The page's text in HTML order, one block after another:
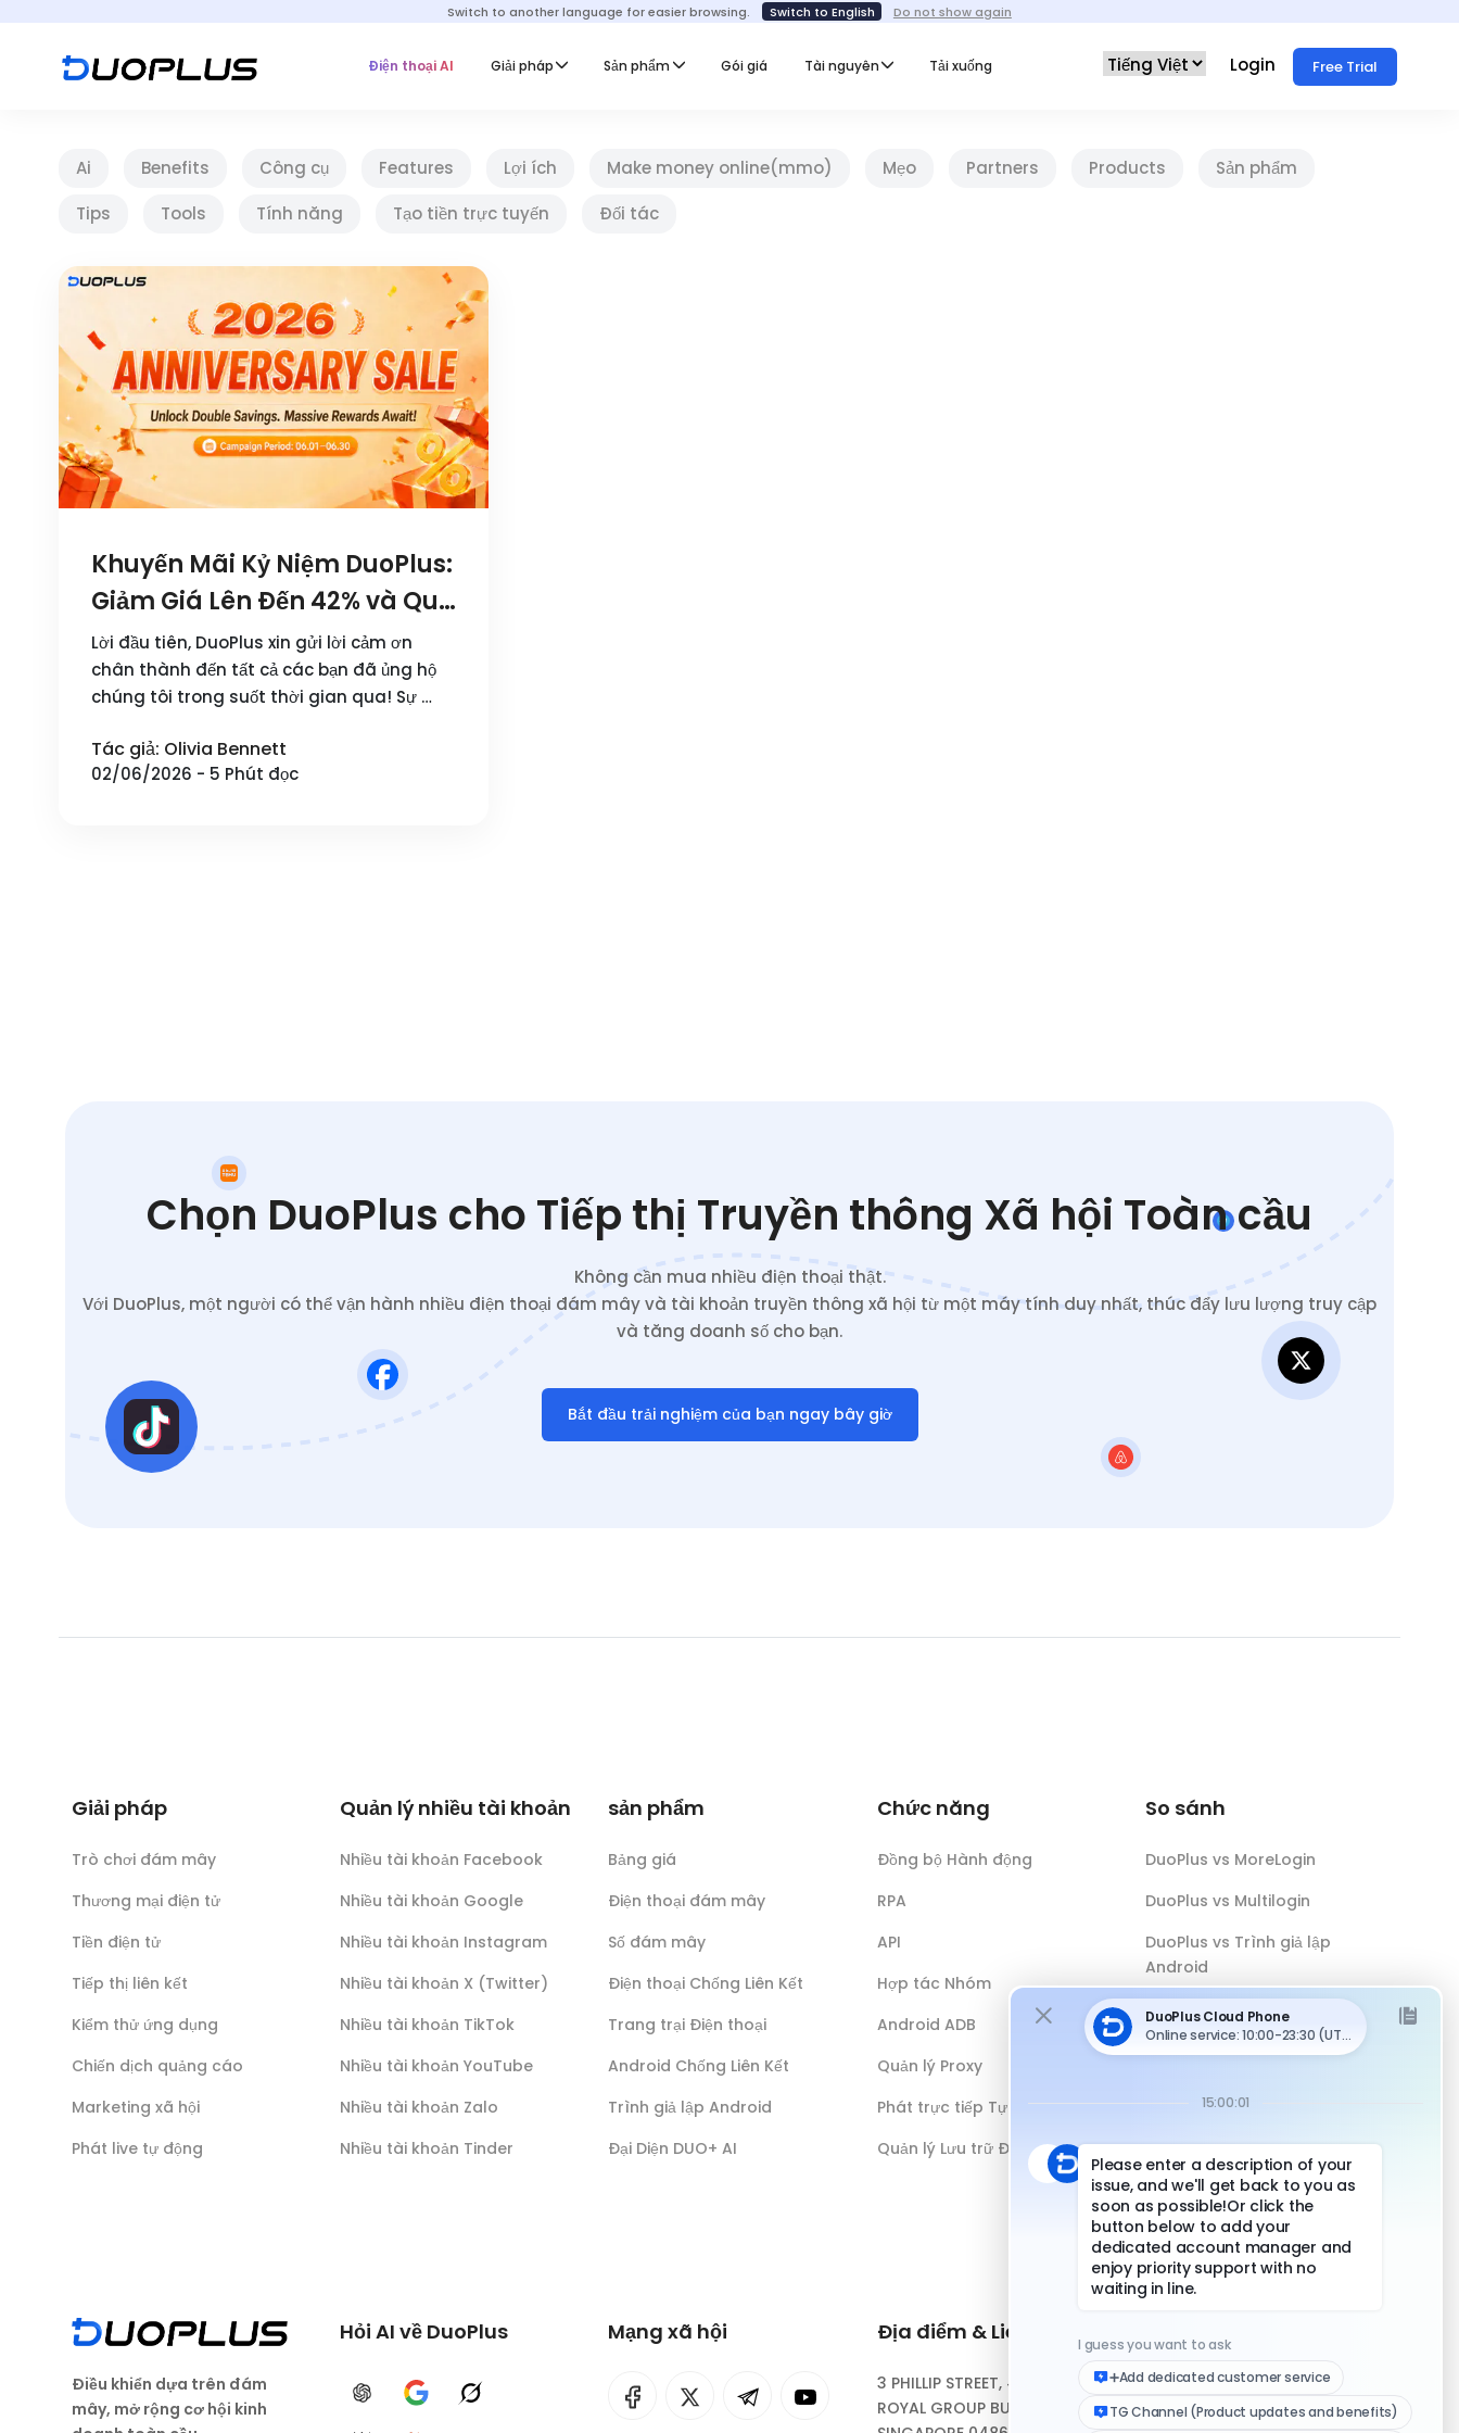
Switch to another language for easier browsing. Switch to English Do not show again
Điện thoại AI Giải pháp Sản phẩm Gói giá Tài nguyên Tải xuống Login Free Trial
Ai Benefits Công cụ Features Lợi ích Make money online(mmo) Mẹo Partners Products
Sản phẩm
Tips
Tools Tính năng Tạo tiền trực tuyến Đối tác
Khuyến Mãi Kỷ Niệm DuoPlus:
Giảm Giá Lên Đến 42% và Quà
Tặng Hàng Tuần
Lời đầu tiên, DuoPlus xin gửi lời cảm ơn
chân thành đến tất cả các bạn đã ủng hộ
chúng tôi trong suốt thời gian qua! Sự …
Tác giả: Olivia Bennett
02/06/2026 - 5 Phút đọc
Chọn DuoPlus cho Tiếp thị Truyền thông Xã hội Toàn cầu
Không cần mua nhiều điện thoại thật.
Với DuoPlus, một người có thể vận hành nhiều điện thoại đám mây và tài khoản truyền thông xã hội từ một máy tính duy nhất, thúc đẩy lưu lượng truy cập
và tăng doanh số cho bạn.
Bắt đầu trải nghiệm của bạn ngay bây giờ
Giải pháp
Trò chơi đám mây
Thương mại điện tử
Tiền điện tử
Tiếp thị liên kết
Kiểm thử ứng dụng
Chiến dịch quảng cáo
Marketing xã hội
Phát live tự động
Quản lý nhiều tài khoản
Nhiều tài khoản Facebook
Nhiều tài khoản Google
Nhiều tài khoản Instagram
Nhiều tài khoản X (Twitter)
Nhiều tài khoản TikTok
Nhiều tài khoản YouTube
Nhiều tài khoản Zalo
Nhiều tài khoản Tinder
sản phẩm
Bảng giá
Điện thoại đám mây
Số đám mây
Điện thoại Chống Liên Kết
Trang trại Điện thoại
Android Chống Liên Kết
Trình giả lập Android
Đại Diện DUO+ AI
Chức năng
Đồng bộ Hành động
RPA
API
Hợp tác Nhóm
Android ADB
Quản lý Proxy
Phát trực tiếp Tự động
Quản lý Lưu trữ Đám mây
So sánh
DuoPlus vs MoreLogin
DuoPlus vs Multilogin
DuoPlus vs Trình giả lập
Android
DuoPlus vs Antidetect Browser
DuoPlus vs Điện thoại vật lý
Điều khiển dựa trên đám
mây, mở rộng cơ hội kinh
Hỏi AI về DuoPlus
ChatGPTGoogle AIGrok
Mạng xã hội Địa điểm & Liên hệ
3 PHILLIP STREET, #10-04,
ROYAL GROUP BUILDING,
Trung tâm Hỗ trợ
Tải xuống Ứng dụng